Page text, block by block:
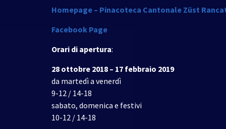
Homepage – Pinacoteca Cantonale Züst
Facebook Page
Orari di apertura:
28 ottobre 2018 – 17 febbraio 2019
da martedì a venerdì
9-12 / 14-18
sabato, domenica e festivi
10-12 / 14-18